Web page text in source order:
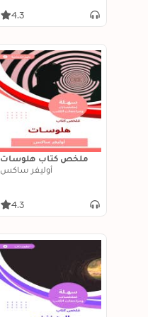
4.3
ملخص كتاب هلوسات
أوليفر ساكس
4.3